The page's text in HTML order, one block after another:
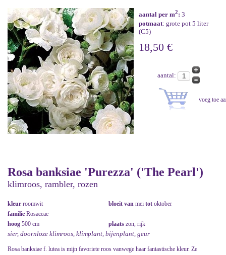
aantal per m2: 3
potmaat: grote pot 5 liter
(C5)
18,50 €
aantal:
Rosa banksiae 'Purezza' ('The Pearl')
klimroos, rambler, rozen
kleur roomwit bloeit van mei tot oktober
familie Rosaceae
hoog 500 cm plaats zon, rijk
sier, doornloze klimroos, klimplant, bijenplant, geur
Rosa banksiae f. lutea is mijn favoriete roos vanwege haar fantastische kleur. Ze